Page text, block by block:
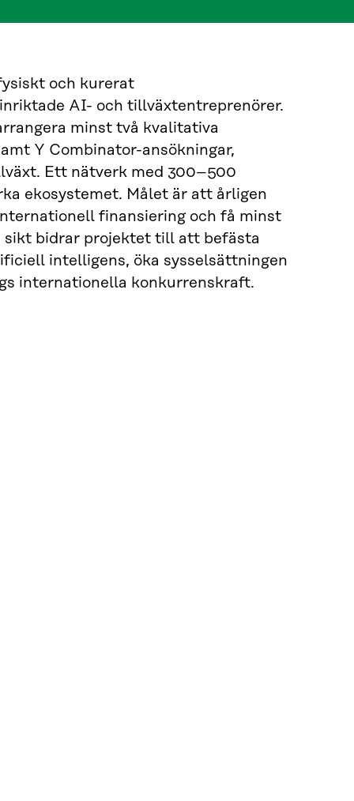
och kurerat
AI- och tillväxtentreprenörer.
minst två kvalitativa
Y Combinator-ansökningar,
Ett nätverk med 300–500
ekosystemet. Målet är att årligen
finansiering och få minst
sikt bidrar projektet till att befästa
intelligens, öka sysselsättningen
internationella konkurrenskraft.